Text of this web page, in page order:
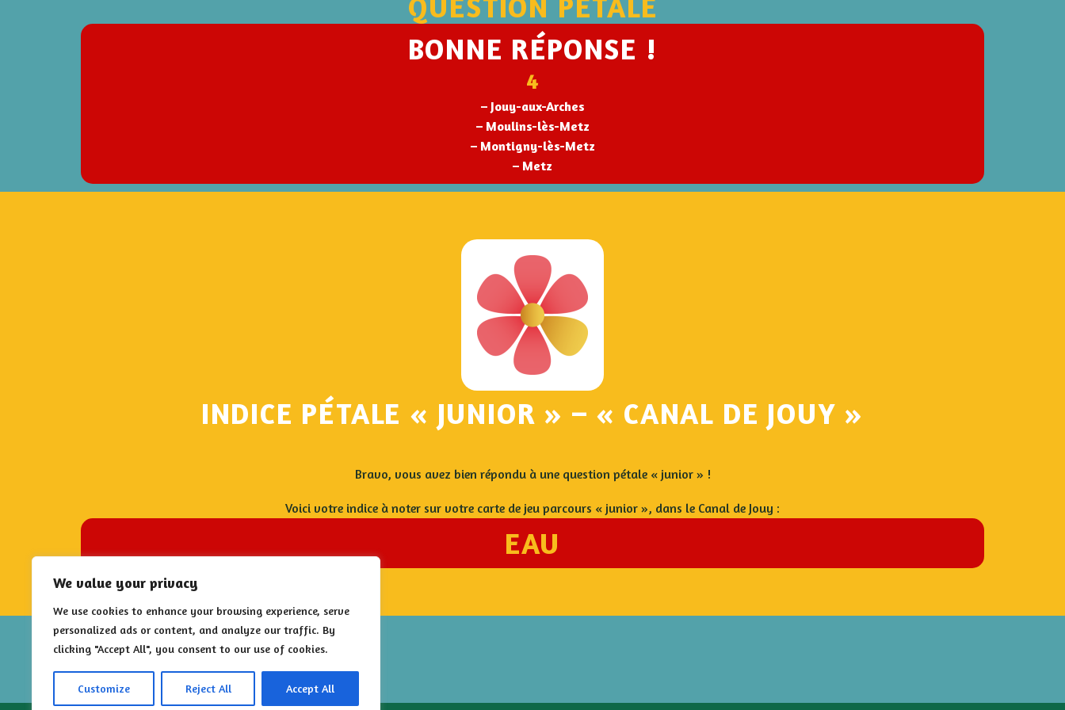
We value your privacy
We use cookies to enhance your browsing experience, serve
personalized ads or content, and analyze our traffic. By
clicking "Accept All", you consent to our use of cookies.
Customize Reject All Accept All
BONNE RÉPONSE !
4
– Jouy-aux-Arches
– Moulins-lès-Metz
– Montigny-lès-Metz
– Metz
INDICE PÉTALE « JUNIOR » – « CANAL DE JOUY »
Bravo, vous avez bien répondu à une question pétale « junior » !
Voici votre indice à noter sur votre carte de jeu parcours « junior », dans le Canal de Jouy :
EAU